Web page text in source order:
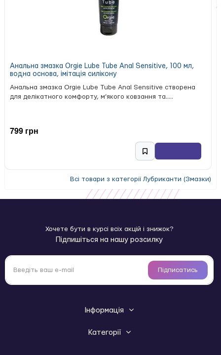
Анальна змазка Orgie Lube Tube Anal Sensitive, 100 мл,
водна основа, імітація силікону
Анальна змазка Orgie Lube Tube Anal Sensitive створена
для делікатного комфорту, м’якого ковзання та.....
799 грн
Всі товари з категорії Лубриканти (Змазки)
Хочете бути в курсі всіх акцій і знижок?
Підпишіться на нашу розсилку
Підписатись
Інформація
Категорії